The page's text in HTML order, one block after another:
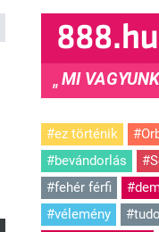
"
MI
#ez történik
#bevándorlás
#fehér férfi
#vélemény